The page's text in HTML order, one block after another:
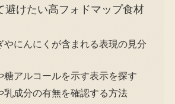
避けたい高フォドマップ食材
やにんにくが含まれる表現の見分
糖アルコールを示す表示を探す
乳成分の有無を確認する方法